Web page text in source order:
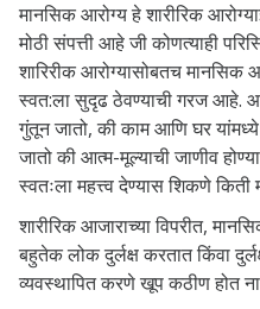
मानसिक आरोग्य हे शारीरिक
मोठी संपत्ती आहे जी कोणत्याही
शारिरीक आरोग्यासोबतच मानसिक
स्वत:ला सुदृढ ठेवण्याची गरज आहे.
गुंतून जातो, की काम आणि घर
जातो की आत्म-मूल्याची जाणीव
स्वतःला महत्त्व देण्यास शिकणे किती
शारीरिक आजाराच्या विपरीत,
बहुतेक लोक दुर्लक्ष करतात किंवा
व्यवस्थापित करणे खूप कठीण होत